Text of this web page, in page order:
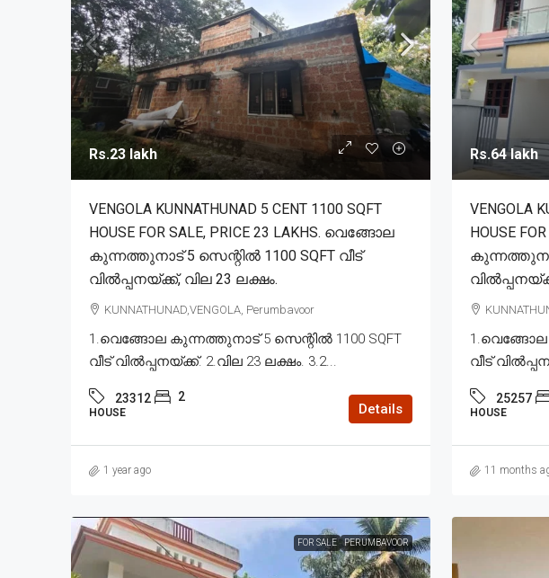
Rs.23 lakh
VENGOLA KUNNATHUNAD 5 CENT 1100 SQFT
HOUSE FOR SALE, PRICE 23 LAKHS. വെങ്ങോല
കുന്നത്തുനാട് 5 സെന്റിൽ 1100 SQFT വീട്
വിൽപ്പനയ്ക്ക്, വില 23 ലക്ഷം.
KUNNATHUNAD,VENGOLA, Perumbavoor
1.വെങ്ങോല കുന്നത്തുനാട് 5 സെന്റിൽ 1100 SQFT
വീട് വിൽപ്പനയ്ക്ക്. 2.വില 23 ലക്ഷം. 3.2...
23312 2
HOUSE Details
1 year ago
Rs.64 lakh
VENGOLA
HOUSE
കുന്നത്തുനാട്
1.വെങ്ങോല
വീട്
25257
HOUSE
11 months
FOR SALE PERUMBAVOOR